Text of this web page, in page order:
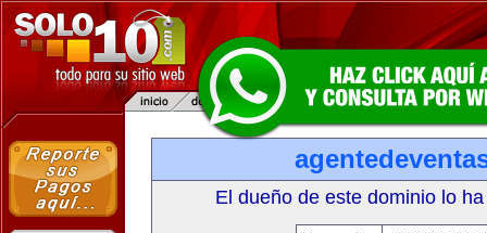
El dueño de este dominio lo